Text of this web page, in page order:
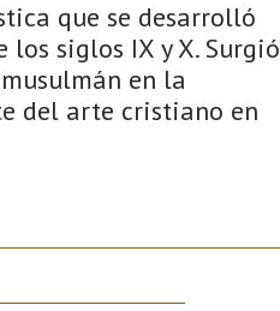
que se desarrolló
siglos IX y X. Surgió
en la
del arte cristiano en